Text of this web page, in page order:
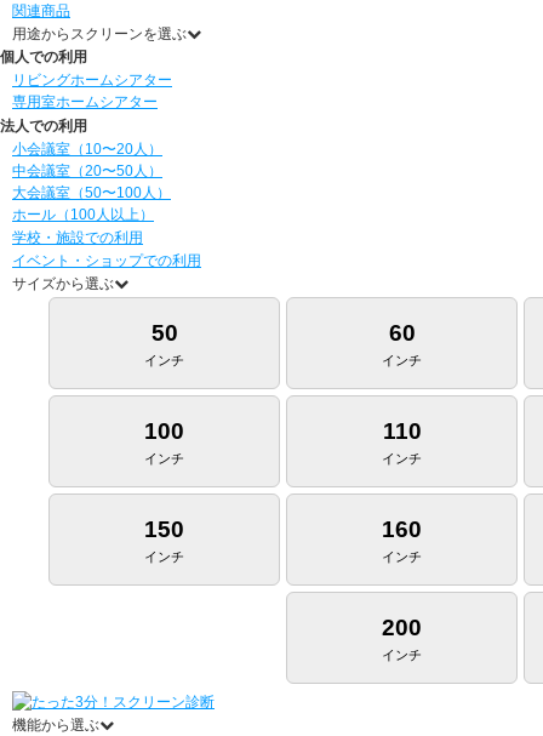
関連商品
用途からスクリーンを選ぶ
個人での利用
リビングホームシアター
専用室ホームシアター
法人での利用
小会議室（10〜20人）
中会議室（20〜50人）
大会議室（50〜100人）
ホール（100人以上）
学校・施設での利用
イベント・ショップでの利用
サイズから選ぶ
50
インチ
60
インチ
100
インチ
110
インチ
150
インチ
160
インチ
200
インチ
機能から選ぶ